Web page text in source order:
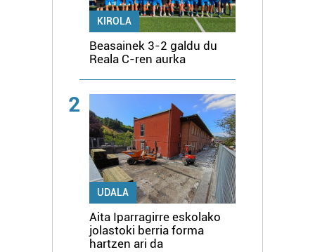
KIROLA
Beasainek 3-2 galdu du
Reala C-ren aurka
2
UDALA
Aita Iparragirre eskolako
jolastoki berria forma
hartzen ari da